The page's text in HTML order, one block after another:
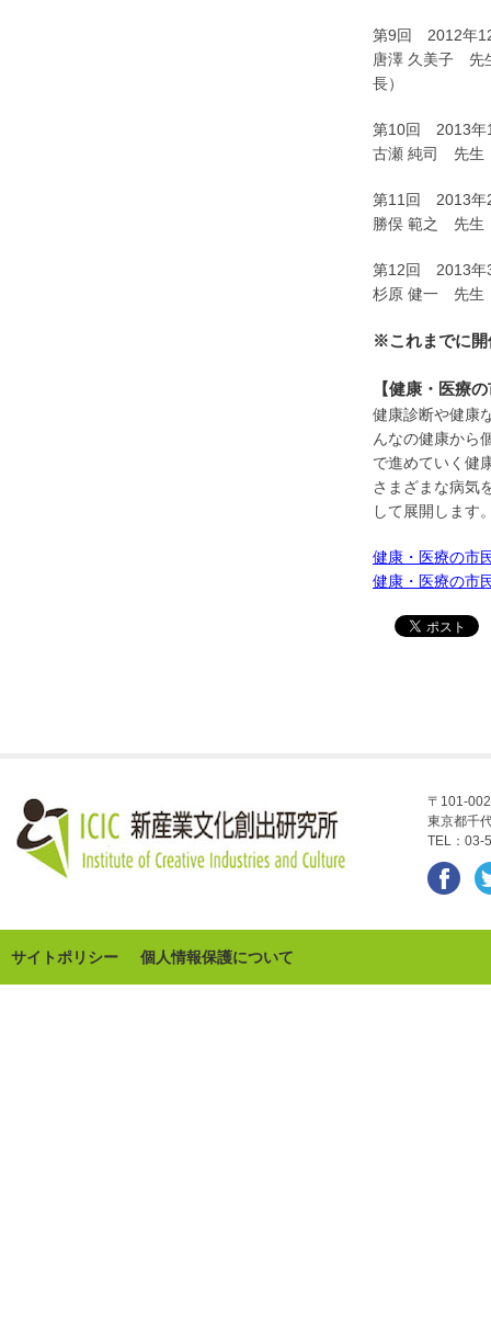
第9回 2012年
唐澤 久美子 先
長）
第10回 2013年
古瀬 純司 先生
第11回 2013年
勝俣 範之 先生
第12回 2013年
杉原 健一 先生
※これまでに開
【健康・医療
健康診断や健康
んなの健康から
で進めていく健
さまざまな病気
して展開します
健康・医療の市
健康・医療の市
〒101-
東京都千
TEL：
サイトポリシー 個人情報保護について